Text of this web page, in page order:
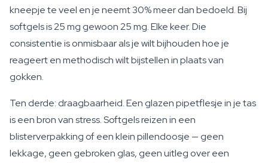
kneepje te veel en je neemt 30% meer dan bedoeld. Bij
softgels is 25 mg gewoon 25 mg. Elke keer. Die
consistentie is onmisbaar als je wilt bijhouden hoe je
reageert en methodisch wilt bijstellen in plaats van
gokken.
Ten derde: draagbaarheid. Een glazen pipetflesje in je tas
is een bron van stress. Softgels reizen in een
blisterverpakking of een klein pillendoosje — geen
lekkage, geen gebroken glas, geen uitleg over een